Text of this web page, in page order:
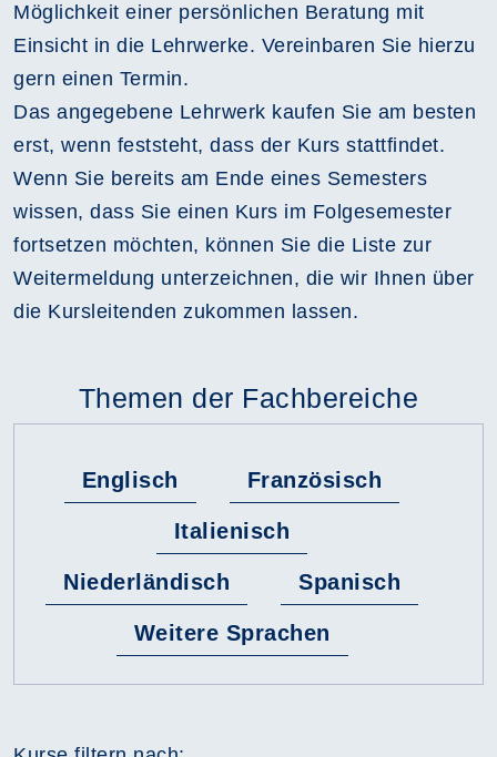
Möglichkeit einer persönlichen Beratung mit
Einsicht in die Lehrwerke. Vereinbaren Sie hierzu
gern einen Termin.
Das angegebene Lehrwerk kaufen Sie am besten
erst, wenn feststeht, dass der Kurs stattfindet.
Wenn Sie bereits am Ende eines Semesters
wissen, dass Sie einen Kurs im Folgesemester
fortsetzen möchten, können Sie die Liste zur
Weitermeldung unterzeichnen, die wir Ihnen über
die Kursleitenden zukommen lassen.
Themen der Fachbereiche
Englisch Französisch
Italienisch
Niederländisch Spanisch
Weitere Sprachen